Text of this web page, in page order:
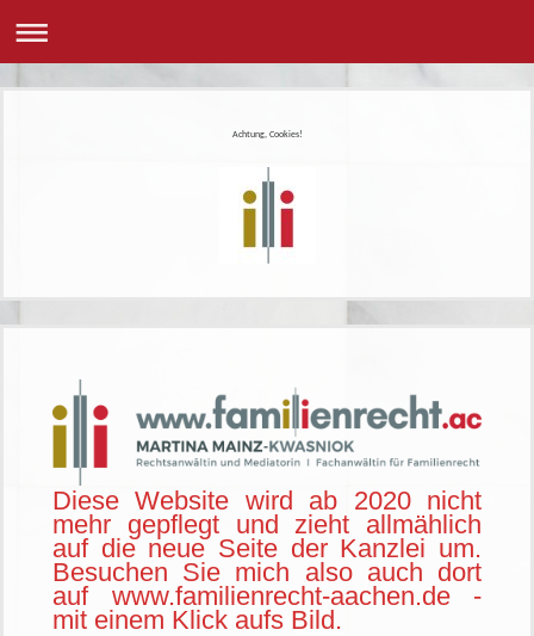
Achtung, Cookies!
Diese Website wird ab 2020 nicht
mehr gepflegt und zieht allmählich
auf die neue Seite der Kanzlei um.
Besuchen Sie mich also auch dort
auf www.familienrecht-aachen.de -
mit einem Klick aufs Bild.